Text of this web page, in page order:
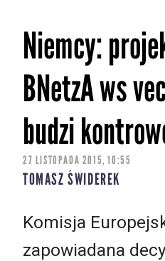
Niemcy:
BNetzA ws
budzi
27 LISTOPADA 2015, 10:55
TOMASZ ŚWIDEREK
Komisja
zapowiadana